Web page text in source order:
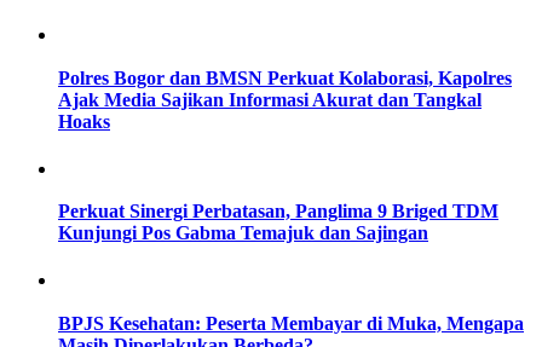
Polres Bogor dan BMSN Perkuat Kolaborasi, Kapolres
Ajak Media Sajikan Informasi Akurat dan Tangkal
Hoaks
Perkuat Sinergi Perbatasan, Panglima 9 Briged TDM
Kunjungi Pos Gabma Temajuk dan Sajingan
BPJS Kesehatan: Peserta Membayar di Muka, Mengapa